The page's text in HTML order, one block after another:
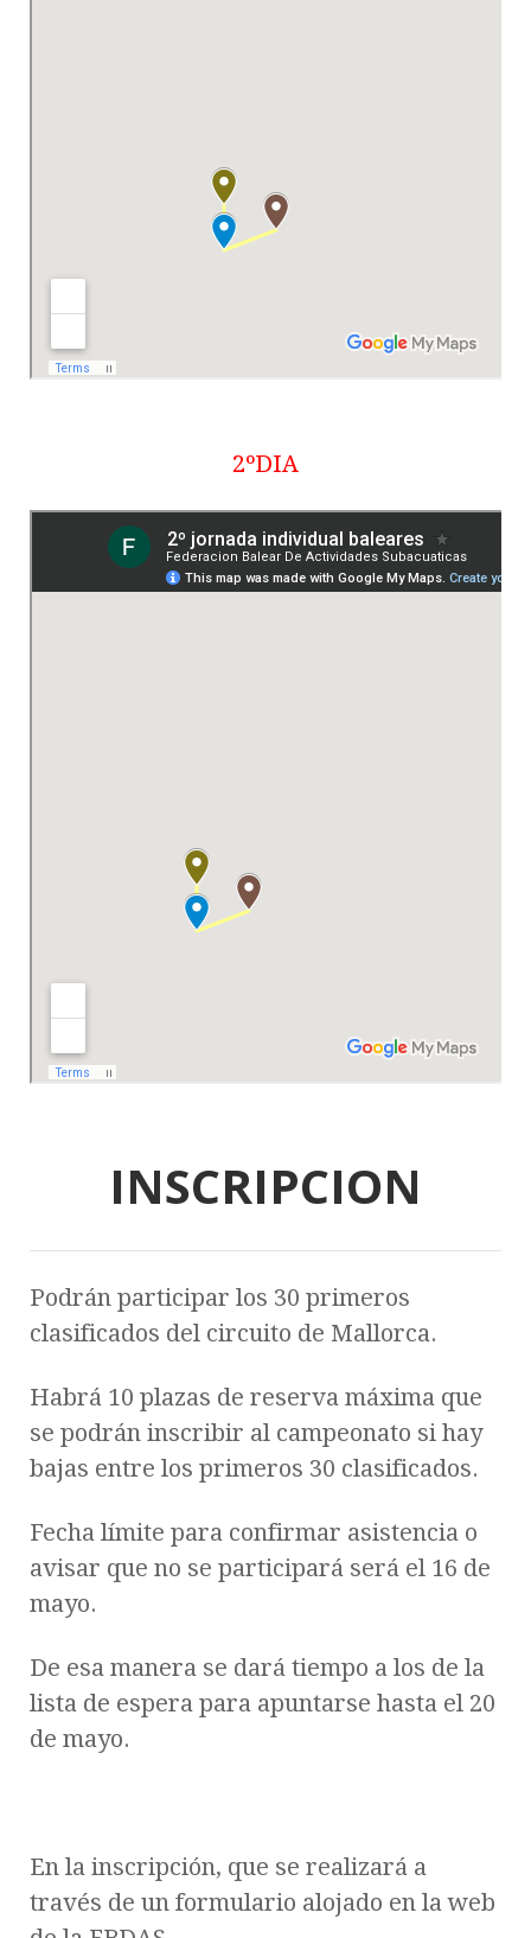
2ºDIA
INSCRIPCION
Podrán participar los 30 primeros
clasificados del circuito de Mallorca.
Habrá 10 plazas de reserva máxima que
se podrán inscribir al campeonato si hay
bajas entre los primeros 30 clasificados.
Fecha límite para confirmar asistencia o
avisar que no se participará será el 16 de
mayo.
De esa manera se dará tiempo a los de la
lista de espera para apuntarse hasta el 20
de mayo.
En la inscripción, que se realizará a
través de un formulario alojado en la web